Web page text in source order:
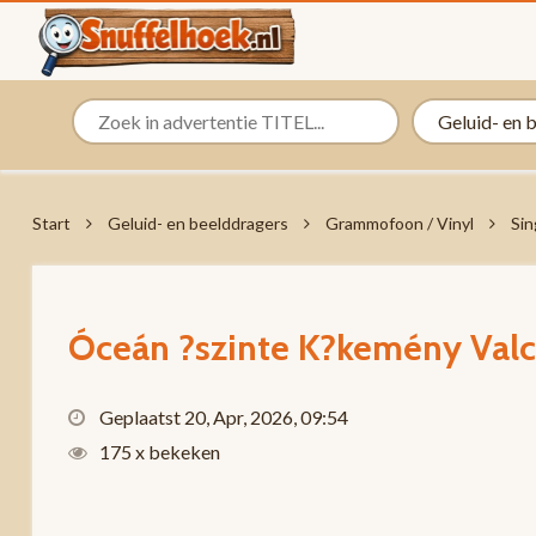
Start Geluid- en beelddragers Grammofoon / Vinyl
Óceán ?szinte K?kemény
Geplaatst 20, Apr, 2026, 09:54
175 x bekeken